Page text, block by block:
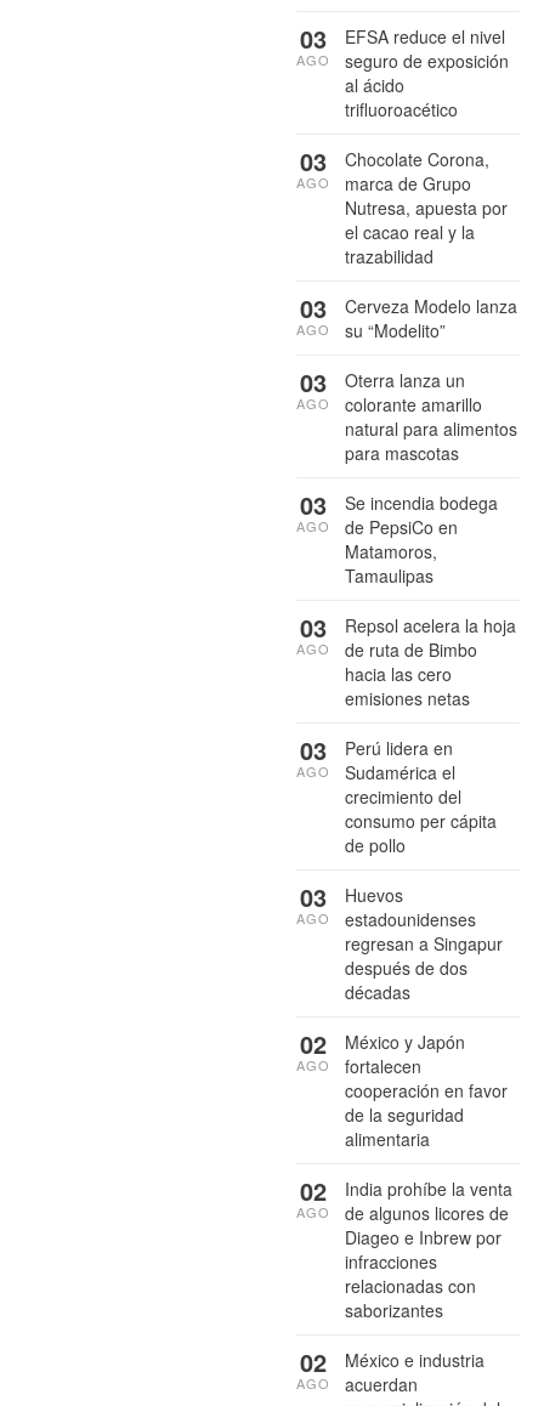
EFSA reduce el nivel
seguro de exposición
al ácido
trifluoroacético
03
AGO
Chocolate Corona,
marca de Grupo
Nutresa, apuesta por
el cacao real y la
trazabilidad
03
AGO
Cerveza Modelo lanza
su “Modelito”
03
AGO
Oterra lanza un
colorante amarillo
natural para alimentos
para mascotas
03
AGO
Se incendia bodega
de PepsiCo en
Matamoros,
Tamaulipas
03
AGO
Repsol acelera la hoja
de ruta de Bimbo
hacia las cero
emisiones netas
03
AGO
Perú lidera en
Sudamérica el
crecimiento del
consumo per cápita
de pollo
03
AGO
Huevos
estadounidenses
regresan a Singapur
después de dos
décadas
03
AGO
México y Japón
fortalecen
cooperación en favor
de la seguridad
alimentaria
02
AGO
India prohíbe la venta
de algunos licores de
Diageo e Inbrew por
infracciones
relacionadas con
saborizantes
02
AGO
México e industria
acuerdan
02
AGO